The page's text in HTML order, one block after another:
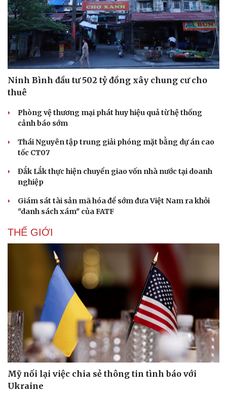
Doanh nghiệp
Thông tin doanh nghiệp
Doanh nghiệp 24h
Doanh nhân
Công nghệ
Tin Công nghệ
Ninh Bình đầu tư 502 tỷ đồng xây chung cư cho
thuê
Phòng vệ thương mại phát huy hiệu quả từ hệ thống
cảnh báo sớm
Thái Nguyên tập trung giải phóng mặt bằng dự án cao
tốc CT07
Đắk Lắk thực hiện chuyển giao vốn nhà nước tại doanh
nghiệp
Giám sát tài sản mã hóa để sớm đưa Việt Nam ra khỏi
"danh sách xám" của FATF
THẾ GIỚI
Mỹ nối lại việc chia sẻ thông tin tình báo với
Ukraine